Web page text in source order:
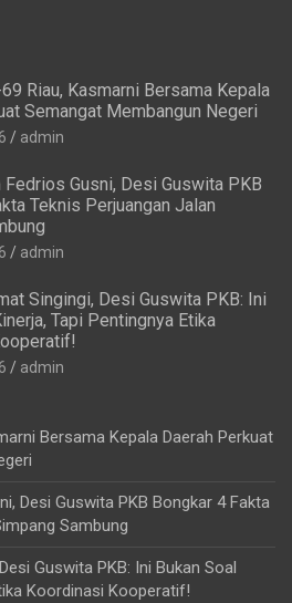
Riau, Kasmarni Bersama Kepala
Semangat Membangun Negeri
admin
Fedrios Gusni, Desi Guswita PKB
Teknis Perjuangan Jalan
admin
Singingi, Desi Guswita PKB: Ini
Tapi Pentingnya Etika
admin
Bersama Kepala Daerah Perkuat
Desi Guswita PKB Bongkar 4 Fakta
Sambung
Guswita PKB: Ini Bukan Soal
Koordinasi Kooperatif!